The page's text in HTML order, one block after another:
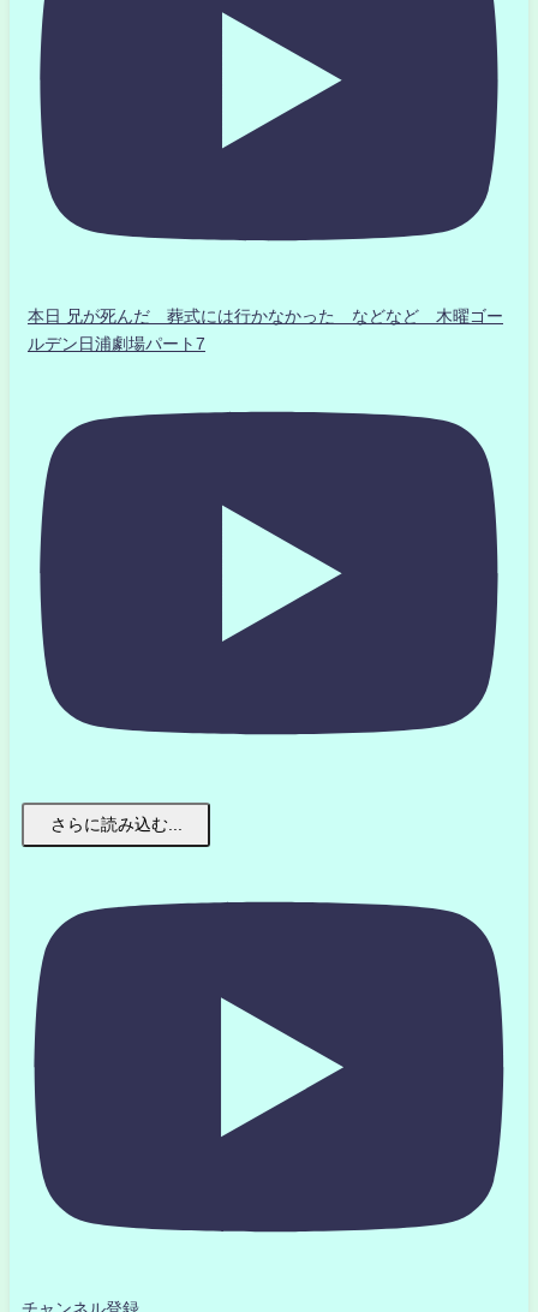
本日 兄が死んだ 葬式には行かなかった などなど 木曜ゴー
ルデン日浦劇場パート7
さらに読み込む...
チャンネル登録